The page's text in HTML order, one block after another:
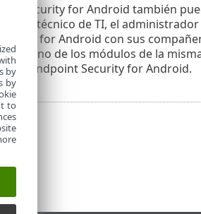
Security for Android también
El técnico de TI, el
for Android con sus
uno de los módulos de la
Endpoint Security for Android‎.
by
by
to